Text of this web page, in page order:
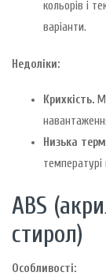
кольорів і
варіанти.
Недоліки:
Крихкість.
Низька
ABS
стирол)
Особливості: